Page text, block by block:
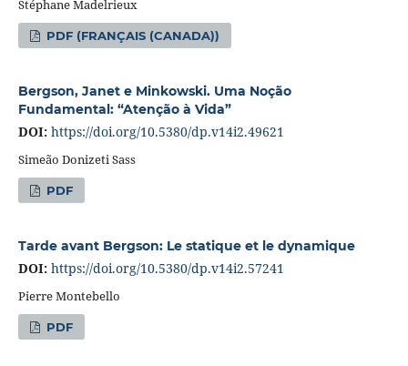
Stéphane Madelrieux
PDF (FRANÇAIS (CANADA))
Bergson, Janet e Minkowski. Uma Noção
Fundamental: “Atenção à Vida”
DOI: https://doi.org/10.5380/dp.v14i2.49621
Simeão Donizeti Sass
PDF
Tarde avant Bergson: Le statique et le dynamique
DOI: https://doi.org/10.5380/dp.v14i2.57241
Pierre Montebello
PDF